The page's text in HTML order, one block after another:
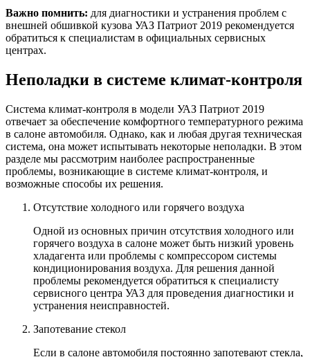
Важно помнить: для диагностики и устранения проблем с
внешней обшивкой кузова УАЗ Патриот 2019 рекомендуется
обратиться к специалистам в официальных сервисных
центрах.
Неполадки в системе климат-контроля
Система климат-контроля в модели УАЗ Патриот 2019
отвечает за обеспечение комфортного температурного режима
в салоне автомобиля. Однако, как и любая другая техническая
система, она может испытывать некоторые неполадки. В этом
разделе мы рассмотрим наиболее распространенные
проблемы, возникающие в системе климат-контроля, и
возможные способы их решения.
Отсутствие холодного или горячего воздуха
Одной из основных причин отсутствия холодного или
горячего воздуха в салоне может быть низкий уровень
хладагента или проблемы с компрессором системы
кондиционирования воздуха. Для решения данной
проблемы рекомендуется обратиться к специалисту
сервисного центра УАЗ для проведения диагностики и
устранения неисправностей.
Запотевание стекол
Если в салоне автомобиля постоянно запотевают стекла,